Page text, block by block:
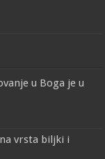
u Boga je u
vrsta biljki i